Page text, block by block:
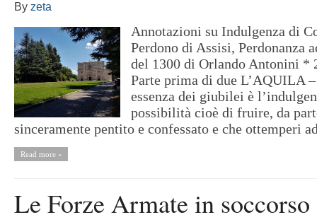
By zeta
Annotazioni su Indulgenza di
Perdono di Assisi, Perdonanza
del 1300 di Orlando Antonini *
Parte prima di due L’AQUILA
essenza dei giubilei è
possibilità cioè di fruire, da
sinceramente pentito e confessato e che ottemperi
Read more »
Le Forze Armate in